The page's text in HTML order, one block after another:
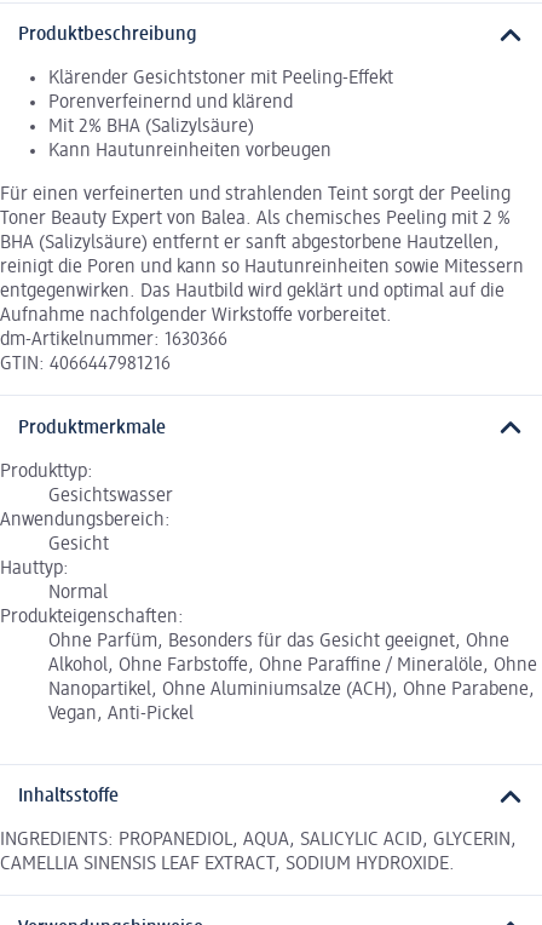
Produktbeschreibung
Klärender Gesichtstoner mit Peeling-Effekt
Porenverfeinernd und klärend
Mit 2% BHA (Salizylsäure)
Kann Hautunreinheiten vorbeugen
Für einen verfeinerten und strahlenden Teint sorgt der Peeling
Toner Beauty Expert von Balea. Als chemisches Peeling mit 2 %
BHA (Salizylsäure) entfernt er sanft abgestorbene Hautzellen,
reinigt die Poren und kann so Hautunreinheiten sowie Mitessern
entgegenwirken. Das Hautbild wird geklärt und optimal auf die
Aufnahme nachfolgender Wirkstoffe vorbereitet.
dm-Artikelnummer: 1630366
GTIN: 4066447981216
Produktmerkmale
Produkttyp:
Gesichtswasser
Anwendungsbereich:
Gesicht
Hauttyp:
Normal
Produkteigenschaften:
Ohne Parfüm, Besonders für das Gesicht geeignet, Ohne
Alkohol, Ohne Farbstoffe, Ohne Paraffine / Mineralöle, Ohne
Nanopartikel, Ohne Aluminiumsalze (ACH), Ohne Parabene,
Vegan, Anti-Pickel
Inhaltsstoffe
INGREDIENTS: PROPANEDIOL, AQUA, SALICYLIC ACID, GLYCERIN,
CAMELLIA SINENSIS LEAF EXTRACT, SODIUM HYDROXIDE.